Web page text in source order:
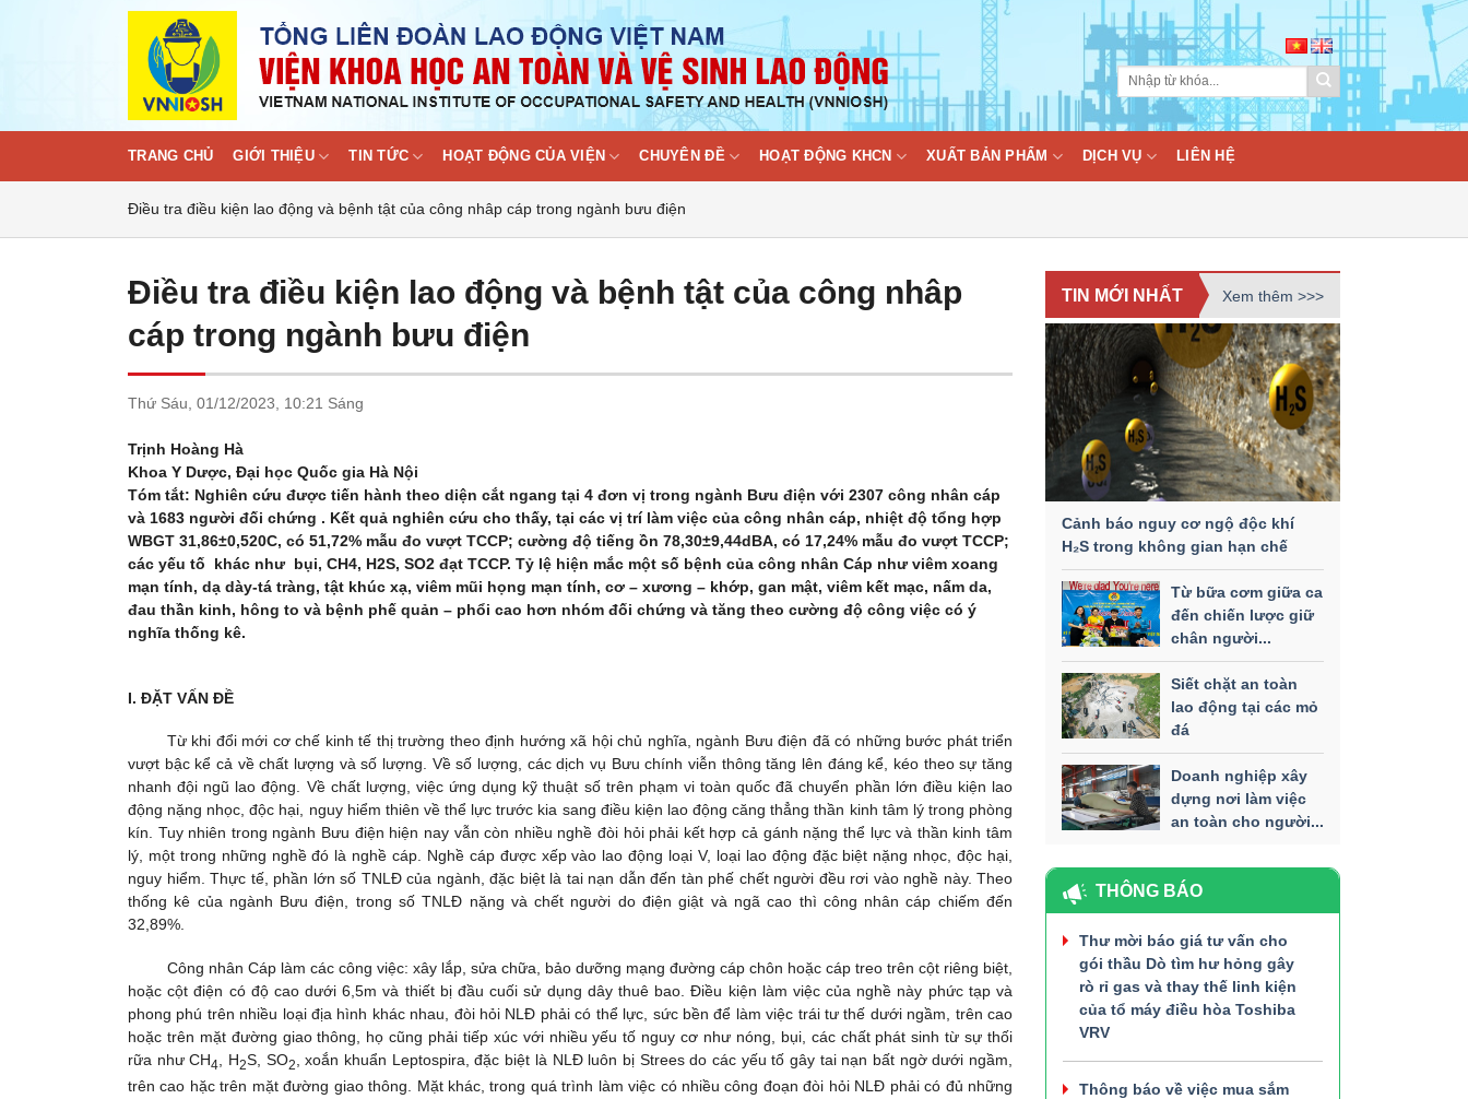
TRANG CHỦ GIỚI THIỆU TIN TỨC HOẠT ĐỘNG CỦA VIỆN CHUYÊN ĐỀ HOẠT ĐỘNG KHCN XUẤT BẢN PHẨM DỊCH VỤ LIÊN HỆ
Điều tra điều kiện lao động và bệnh tật của công nhâp cáp trong ngành bưu điện
Điều tra điều kiện lao động và bệnh tật của công nhâp
cáp trong ngành bưu điện
Thứ Sáu, 01/12/2023, 10:21 Sáng
Trịnh Hoàng Hà
Khoa Y Dược, Đại học Quốc gia Hà Nội
Tóm tắt: Nghiên cứu được tiến hành theo diện cắt ngang tại 4 đơn vị trong ngành Bưu điện với 2307 công nhân cáp
và 1683 người đối chứng . Kết quả nghiên cứu cho thấy, tại các vị trí làm việc của công nhân cáp, nhiệt độ tổng hợp
WBGT 31,86±0,520C, có 51,72% mẫu đo vượt TCCP; cường độ tiếng ồn 78,30±9,44dBA, có 17,24% mẫu đo vượt TCCP;
các yếu tố khác như bụi, CH4, H2S, SO2 đạt TCCP. Tỷ lệ hiện mắc một số bệnh của công nhân Cáp như viêm xoang
mạn tính, dạ dày-tá tràng, tật khúc xạ, viêm mũi họng mạn tính, cơ – xương – khớp, gan mật, viêm kết mạc, nấm da,
đau thần kinh, hông to và bệnh phế quản – phổi cao hơn nhóm đối chứng và tăng theo cường độ công việc có ý
nghĩa thống kê.
I. ĐẶT VẤN ĐỀ
Từ khi đổi mới cơ chế kinh tế thị trường theo định hướng xã hội chủ nghĩa, ngành Bưu điện đã có những bước phát triển
vượt bậc kể cả về chất lượng và số lượng. Về số lượng, các dịch vụ Bưu chính viễn thông tăng lên đáng kể, kéo theo sự tăng
nhanh đội ngũ lao động. Về chất lượng, việc ứng dụng kỹ thuật số trên phạm vi toàn quốc đã chuyển phần lớn điều kiện lao
động nặng nhọc, độc hại, nguy hiểm thiên về thể lực trước kia sang điều kiện lao động căng thẳng thần kinh tâm lý trong phòng
kín. Tuy nhiên trong ngành Bưu điện hiện nay vẫn còn nhiều nghề đòi hỏi phải kết hợp cả gánh nặng thể lực và thần kinh tâm
lý, một trong những nghề đó là nghề cáp. Nghề cáp được xếp vào lao động loại V, loại lao động đặc biệt nặng nhọc, độc hại,
nguy hiểm. Thực tế, phần lớn số TNLĐ của ngành, đặc biệt là tai nạn dẫn đến tàn phế chết người đều rơi vào nghề này. Theo
thống kê của ngành Bưu điện, trong số TNLĐ nặng và chết người do điện giật và ngã cao thì công nhân cáp chiếm đến
32,89%.
Công nhân Cáp làm các công việc: xây lắp, sửa chữa, bảo dưỡng mạng đường cáp chôn hoặc cáp treo trên cột riêng biệt,
hoặc cột điện có độ cao dưới 6,5m và thiết bị đầu cuối sử dụng dây thuê bao. Điều kiện làm việc của nghề này phức tạp và
phong phú trên nhiều loại địa hình khác nhau, đòi hỏi NLĐ phải có thể lực, sức bền để làm việc trái tư thế dưới ngầm, trên cao
hoặc trên mặt đường giao thông, họ cũng phải tiếp xúc với nhiều yếu tố nguy cơ như nóng, bụi, các chất phát sinh từ sự thối
rữa như CH4 , H2S, SO2
, xoắn khuẩn Leptospira, đặc biệt là NLĐ luôn bị Strees do các yếu tố gây tai nạn bất ngờ dưới ngầm,
trên cao hặc trên mặt đường giao thông. Mặt khác, trong quá trình làm việc có nhiều công đoạn đòi hỏi NLĐ phải có đủ những
TIN MỚI NHẤT Xem thêm >>>
Cảnh báo nguy cơ ngộ độc khí
H₂S trong không gian hạn chế
Từ bữa cơm giữa ca
đến chiến lược giữ
chân người...
Siết chặt an toàn
lao động tại các mỏ
đá
Doanh nghiệp xây
dựng nơi làm việc
an toàn cho người...
THÔNG BÁO
Thư mời báo giá tư vấn cho
gói thầu Dò tìm hư hỏng gây
rò rỉ gas và thay thế linh kiện
của tổ máy điều hòa Toshiba
VRV
Thông báo về việc mua sắm